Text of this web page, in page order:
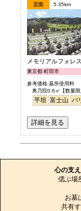
霊園 5.35km
メモリアルフォレ
東京都 町田市
参考価格:墓所使用料
奥乃院0.6㎡【数量
平坦 富士山 バ
詳細を見る
心の支え
偲ぶ場
お墓
共有